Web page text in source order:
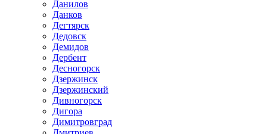
Данилов
Данков
Дегтярск
Дедовск
Демидов
Дербент
Десногорск
Дзержинск
Дзержинский
Дивногорск
Дигора
Димитровград